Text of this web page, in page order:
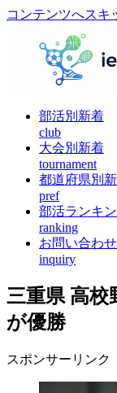
コンテンツへスキ
部活別新着
club
大会別新着
tournament
都道府県別
pref
部活ランキ
ranking
お問い合わせ
inquiry
三重県 高校
が優勝
スポンサーリンク